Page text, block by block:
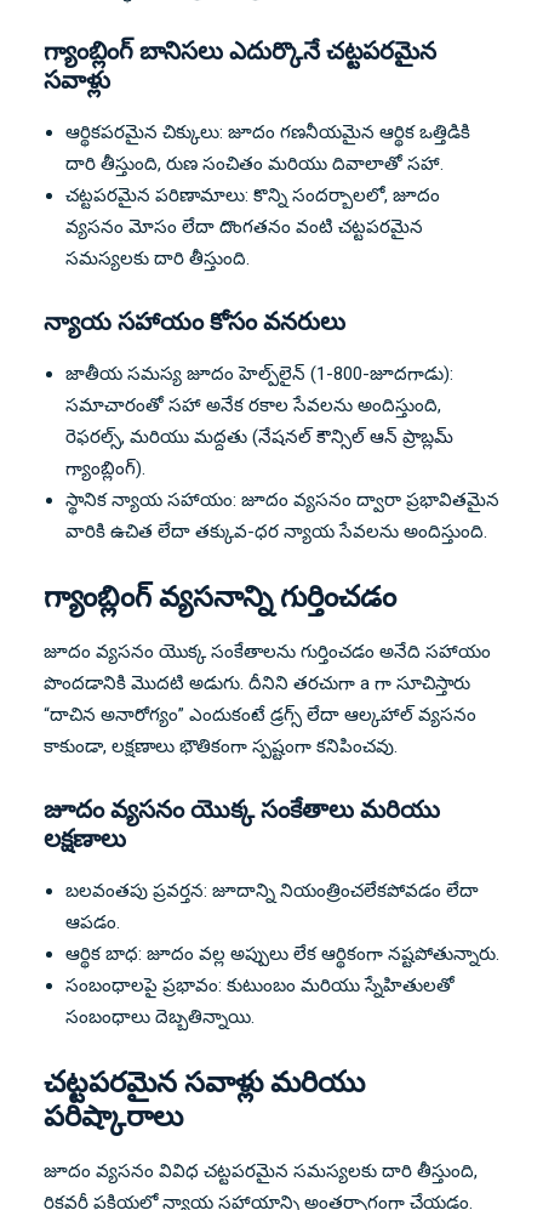
గ్యాంబ్లింగ్ బానిసలు ఎదుర్కొనే చట్టపరమైన
సవాళ్లు
ఆర్థికపరమైన చిక్కులు: జూదం గణనీయమైన ఆర్థిక ఒత్తిడికి
దారి తీస్తుంది, రుణ సంచితం మరియు దివాలాతో సహా.
చట్టపరమైన పరిణామాలు: కొన్ని సందర్బాలలో, జూదం
వ్యసనం మోసం లేదా దొంగతనం వంటి చట్టపరమైన
సమస్యలకు దారి తీస్తుంది.
న్యాయ సహాయం కోసం వనరులు
జాతీయ సమస్య జూదం హెల్ప్‌లైన్ (1-800-జూదగాడు):
సమాచారంతో సహా అనేక రకాల సేవలను అందిస్తుంది,
రెఫరల్స్, మరియు మద్దతు (నేషనల్ కౌన్సిల్ ఆన్ ప్రాబ్లమ్
గ్యాంబ్లింగ్).
స్థానిక న్యాయ సహాయం: జూదం వ్యసనం ద్వారా ప్రభావితమైన
వారికి ఉచిత లేదా తక్కువ-ధర న్యాయ సేవలను అందిస్తుంది.
గ్యాంబ్లింగ్ వ్యసనాన్ని గుర్తించడం
జూదం వ్యసనం యొక్క సంకేతాలను గుర్తించడం అనేది సహాయం
పొందడానికి మొదటి అడుగు. దీనిని తరచుగా a గా సూచిస్తారు
“దాచిన అనారోగ్యం” ఎందుకంటే డ్రగ్స్ లేదా ఆల్కహాల్ వ్యసనం
కాకుండా, లక్షణాలు భౌతికంగా స్పష్టంగా కనిపించవు.
జూదం వ్యసనం యొక్క సంకేతాలు మరియు
లక్షణాలు
బలవంతపు ప్రవర్తన: జూదాన్ని నియంత్రించలేకపోవడం లేదా
ఆపడం.
ఆర్థిక బాధ: జూదం వల్ల అప్పులు లేక ఆర్థికంగా నష్టపోతున్నారు.
సంబంధాలపై ప్రభావం: కుటుంబం మరియు స్నేహితులతో
సంబంధాలు దెబ్బతిన్నాయి.
చట్టపరమైన సవాళ్లు మరియు
పరిష్కారాలు
జూదం వ్యసనం వివిధ చట్టపరమైన సమస్యలకు దారి తీస్తుంది,
రికవరీ ప్రక్రియలో న్యాయ సహాయాన్ని అంతర్భాగంగా చేయడం.